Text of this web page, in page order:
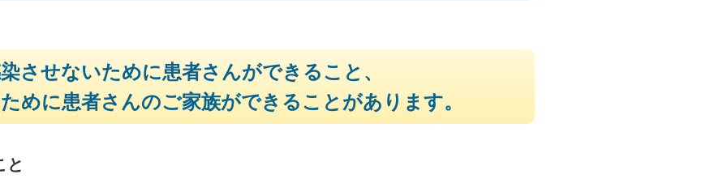
させないために患者さんができること、
めに患者さんのご家族ができることがあります。
と